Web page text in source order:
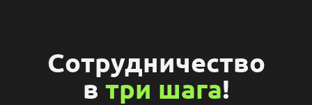
Сотрудничество
в три шага!